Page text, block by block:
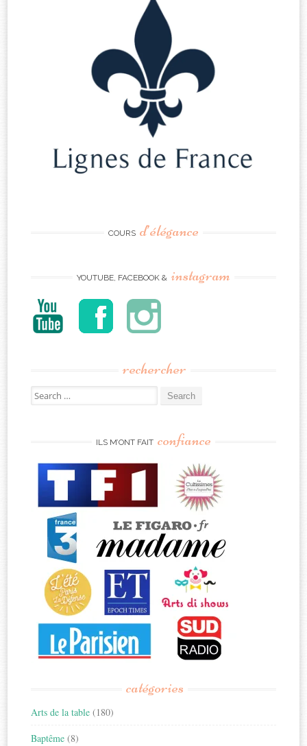
COURS d’élégance
YOUTUBE, FACEBOOK & instagram
rechercher
Search
for:
ILS M’ONT FAIT confiance
catégories
Arts de la table (180)
Baptême (8)